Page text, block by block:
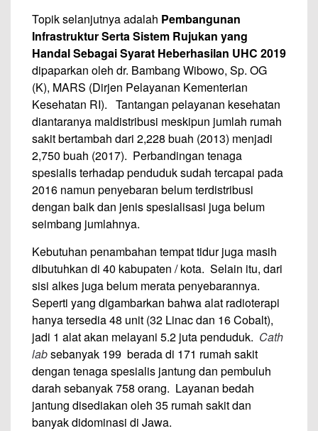
Topik selanjutnya adalah Pembangunan
InfrastrukturSerta Sistem Rujukan yang
Handal Sebagai Syarat Heberhasilan UHC 2019
dipaparkan oleh dr. Bambang Wibowo, Sp. OG
(K), MARS (Dirjen Pelayanan Kementerian
Kesehatan RI). Tantangan pelayanan kesehatan
diantaranya maldistribusi meskipun jumlah rumah
sakit bertambah dari 2,228 buah (2013) menjadi
2,750 buah (2017). Perbandingan tenaga
spesialis terhadap penduduk sudah tercapai pada
2016 namun penyebaran belum terdistribusi
dengan baik dan jenis spesialisasi juga belum
seimbang jumlahnya.
Kebutuhan penambahan tempat tidur juga masih
dibutuhkan di 40 kabupaten / kota. Selain itu, dari
sisi alkes juga belum merata penyebarannya.
Seperti yang digambarkan bahwa alat radioterapi
hanya tersedia 48 unit (32 Linac dan 16 Cobalt),
jadi 1 alat akan melayani 5.2 juta penduduk. Cath
labsebanyak 199 berada di 171 rumah sakit
dengan tenaga spesialis jantung dan pembuluh
darah sebanyak 758 orang. Layanan bedah
jantung disediakan oleh 35 rumah sakit dan
banyak didominasi di Jawa.